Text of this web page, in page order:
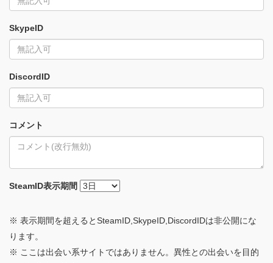
SkypeID
DiscordID
コメント
SteamID表示期間
※ 表示期間を超えるとSteamID,SkypeID,DiscordIDは非公開にな
ります。
※ ここは出会い系サイトではありません。異性との出会いを目的